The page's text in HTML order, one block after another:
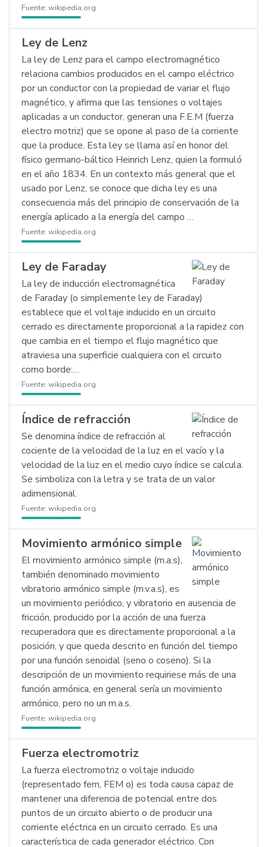
Fuente: wikipedia.org
Ley de Lenz
La ley de Lenz para el campo electromagnético
relaciona cambios producidos en el campo eléctrico
por un conductor con la propiedad de variar el flujo
magnético, y afirma que las tensiones o voltajes
aplicadas a un conductor, generan una F.E.M (fuerza
electro motriz) que se opone al paso de la corriente
que la produce. Esta ley se llama así en honor del
físico germano-báltico Heinrich Lenz, quien la formuló
en el año 1834. En un contexto más general que el
usado por Lenz, se conoce que dicha ley es una
consecuencia más del principio de conservación de la
energía aplicado a la energía del campo …
Fuente: wikipedia.org
Ley de Faraday
La ley de inducción electromagnética
de Faraday (o simplemente ley de Faraday)
establece que el voltaje inducido en un circuito
cerrado es directamente proporcional a la rapidez con
que cambia en el tiempo el flujo magnético que
atraviesa una superficie cualquiera con el circuito
como borde:…
Fuente: wikipedia.org
Índice de refracción
Se denomina índice de refracción al
cociente de la velocidad de la luz en el vacío y la
velocidad de la luz en el medio cuyo índice se calcula.
Se simboliza con la letra y se trata de un valor
adimensional.
Fuente: wikipedia.org
Movimiento armónico simple
El movimiento armónico simple (m.a.s),
también denominado movimiento
vibratorio armónico simple (m.v.a.s), es
un movimiento periódico, y vibratorio en ausencia de
fricción, producido por la acción de una fuerza
recuperadora que es directamente proporcional a la
posición, y que queda descrito en función del tiempo
por una función senoidal (seno o coseno). Si la
descripción de un movimiento requiriese más de una
función armónica, en general sería un movimiento
armónico, pero no un m.a.s.
Fuente: wikipedia.org
Fuerza electromotriz
La fuerza electromotriz o voltaje inducido
(representado fem, FEM o) es toda causa capaz de
mantener una diferencia de potencial entre dos
puntos de un circuito abierto o de producir una
corriente eléctrica en un circuito cerrado. Es una
característica de cada generador eléctrico. Con